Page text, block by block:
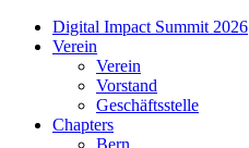
Digital Impact Summit 2026
Verein
Verein
Vorstand
Geschäftsstelle
Chapters
Bern